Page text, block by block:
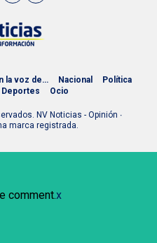
la voz de… Nacional
Política
Deportes Ocio
NV Noticias - Opinión ∙
marca registrada.
comment.x